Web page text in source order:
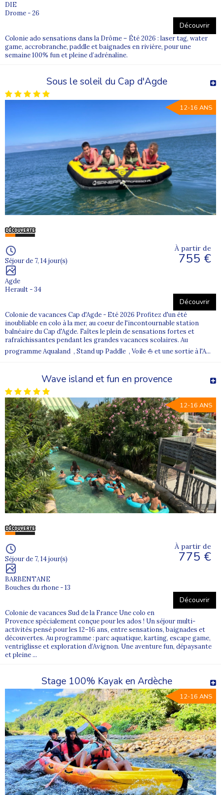
DIE
Drome - 26
Découvrir
Colonie ado sensations dans la Drôme – Été 2026 : laser tag, water
game, accrobranche, paddle et baignades en rivière, pour une
semaine 100% fun et pleine d’adrénaline.
Sous le soleil du Cap d'Agde
12-16 ANS
Séjour de 7, 14 jour(s)
Agde
Herault - 34
À partir de
755 €
Découvrir
Colonie de vacances Cap d'Agde - Eté 2026 Profitez d'un été
inoubliable en colo à la mer, au coeur de l'incontournable station
balnéaire du Cap d'Agde. Faîtes le plein de sensations fortes et
rafraîchissantes pendant les grandes vacances scolaires. Au
programme Aqualand , Stand up Paddle , Voile ⛵ et une sortie à l'A...
Wave island et fun en provence
12-16 ANS
Séjour de 7, 14 jour(s)
BARBENTANE
Bouches du rhone - 13
À partir de
775 €
Découvrir
Colonie de vacances Sud de la France Une colo en
Provence spécialement conçue pour les ados ! Un séjour multi-
activités pensé pour les 12–16 ans, entre sensations, baignades et
découvertes. Au programme : parc aquatique, karting, escape game,
ventriglisse et exploration d’Avignon. Une aventure fun, dépaysante
et pleine ...
Stage 100% Kayak en Ardèche
12-16 ANS